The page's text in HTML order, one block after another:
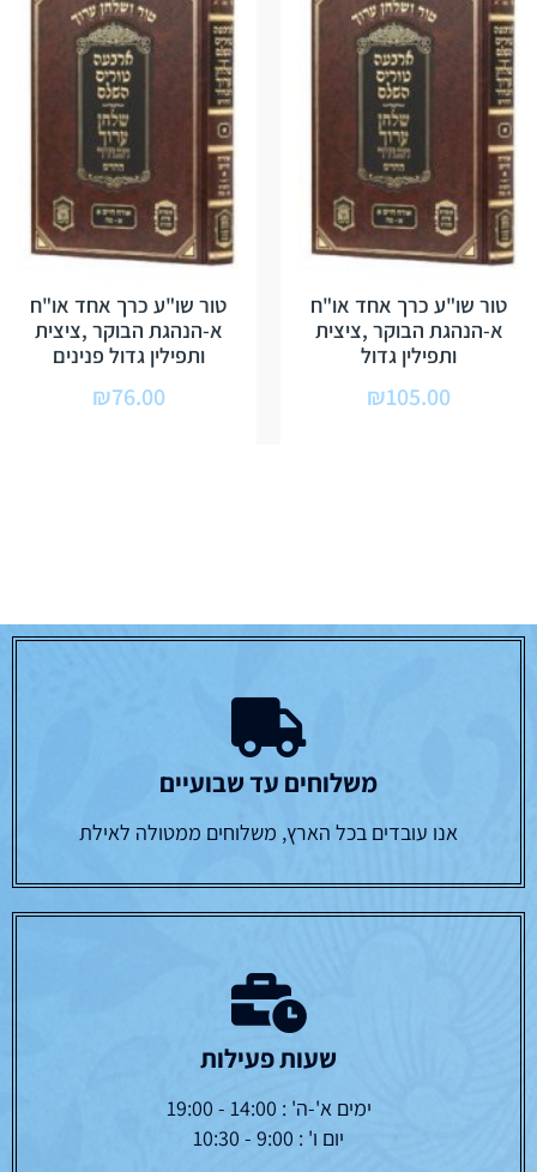
טור שו"ע כרך אחד או"ח
א-הנהגת הבוקר ,ציצית
ותפילין גדול
₪105.00
טור שו"ע כרך אחד או"ח
א-הנהגת הבוקר ,ציצית
ותפילין גדול פנינים
₪76.00
משלוחים עד שבועיים
אנו עובדים בכל הארץ, משלוחים ממטולה לאילת
שעות פעילות
ימים א'-ה' : 14:00 - 19:00
יום ו' : 9:00 - 10:30